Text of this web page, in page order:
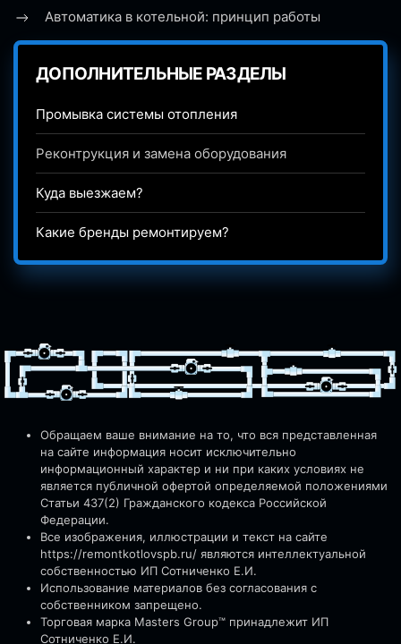
Автоматика в котельной: принцип работы
ДОПОЛНИТЕЛЬНЫЕ РАЗДЕЛЫ
Промывка системы отопления
Реконтрукция и замена оборудования
Куда выезжаем?
Какие бренды ремонтируем?
Обращаем ваше внимание на то, что вся представленная
на сайте информация носит исключительно
информационный характер и ни при каких условиях не
является публичной офертой определяемой положениями
Статьи 437(2) Гражданского кодекса Российской
Федерации.
Все изображения, иллюстрации и текст на сайте
https://remontkotlovspb.ru/ являются интеллектуальной
собственностью ИП Сотниченко Е.И.
Использование материалов без согласования с
собственником запрещено.
Торговая марка Masters Group™ принадлежит ИП
Сотниченко Е.И.